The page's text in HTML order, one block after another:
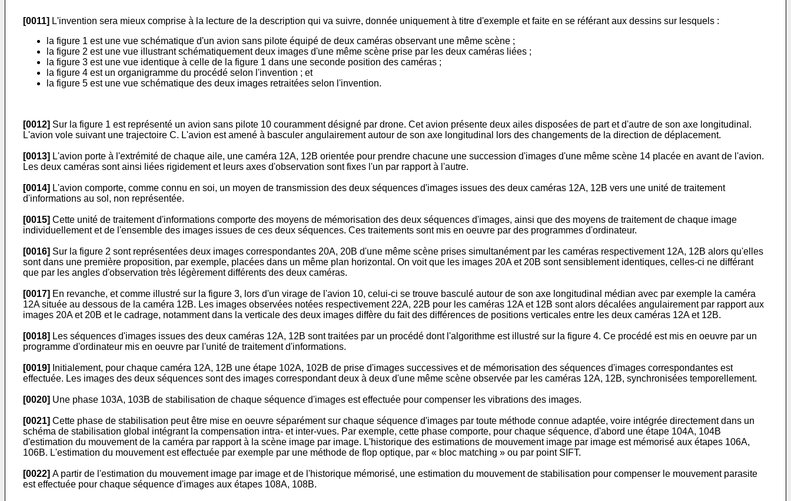
[0011] L'invention sera mieux comprise à la lecture de la description qui va suivre, donnée uniquement à titre d'exemple et faite en se référant aux dessins sur lesquels :
la figure 1 est une vue schématique d'un avion sans pilote équipé de deux caméras observant une même scène ;
la figure 2 est une vue illustrant schématiquement deux images d'une même scène prise par les deux caméras liées ;
la figure 3 est une vue identique à celle de la figure 1 dans une seconde position des caméras ;
la figure 4 est un organigramme du procédé selon l'invention ; et
la figure 5 est une vue schématique des deux images retraitées selon l'invention.
[0012] Sur la figure 1 est représenté un avion sans pilote 10 couramment désigné par drone. Cet avion présente deux ailes disposées de part et d'autre de son axe longitudinal.
L'avion vole suivant une trajectoire C. L'avion est amené à basculer angulairement autour de son axe longitudinal lors des changements de la direction de déplacement.
[0013] L'avion porte à l'extrémité de chaque aile, une caméra 12A, 12B orientée pour prendre chacune une succession d'images d'une même scène 14 placée en avant de l'avion.
Les deux caméras sont ainsi liées rigidement et leurs axes d'observation sont fixes l'un par rapport à l'autre.
[0014] L'avion comporte, comme connu en soi, un moyen de transmission des deux séquences d'images issues des deux caméras 12A, 12B vers une unité de traitement
d'informations au sol, non représentée.
[0015] Cette unité de traitement d'informations comporte des moyens de mémorisation des deux séquences d'images, ainsi que des moyens de traitement de chaque image
individuellement et de l'ensemble des images issues de ces deux séquences. Ces traitements sont mis en oeuvre par des programmes d'ordinateur.
[0016] Sur la figure 2 sont représentées deux images correspondantes 20A, 20B d'une même scène prises simultanément par les caméras respectivement 12A, 12B alors qu'elles
sont dans une première proposition, par exemple, placées dans un même plan horizontal. On voit que les images 20A et 20B sont sensiblement identiques, celles-ci ne différant
que par les angles d'observation très légèrement différents des deux caméras.
[0017] En revanche, et comme illustré sur la figure 3, lors d'un virage de l'avion 10, celui-ci se trouve basculé autour de son axe longitudinal médian avec par exemple la caméra
12A située au dessous de la caméra 12B. Les images observées notées respectivement 22A, 22B pour les caméras 12A et 12B sont alors décalées angulairement par rapport aux
images 20A et 20B et le cadrage, notamment dans la verticale des deux images diffère du fait des différences de positions verticales entre les deux caméras 12A et 12B.
[0018] Les séquences d'images issues des deux caméras 12A, 12B sont traitées par un procédé dont l'algorithme est illustré sur la figure 4. Ce procédé est mis en oeuvre par un
programme d'ordinateur mis en oeuvre par l'unité de traitement d'informations.
[0019]
Initialement, pour chaque caméra 12A, 12B une étape 102A, 102B de prise d'images successives et de mémorisation des séquences d'images correspondantes est
effectuée. Les images des deux séquences sont des images correspondant deux à deux d'une même scène observée par les caméras 12A, 12B, synchronisées temporellement.
[0020] Une phase 103A, 103B de stabilisation de chaque séquence d'images est effectuée pour compenser les vibrations des images.
[0021] Cette phase de stabilisation peut être mise en oeuvre séparément sur chaque séquence d'images par toute méthode connue adaptée, voire intégrée directement dans un
schéma de stabilisation global intégrant la compensation intra- et inter-vues. Par exemple, cette phase comporte, pour chaque séquence, d'abord une étape 104A, 104B
d'estimation du mouvement de la caméra par rapport à la scène image par image. L'historique des estimations de mouvement image par image est mémorisé aux étapes 106A,
106B. L'estimation du mouvement est effectuée par exemple par une méthode de flop optique, par « bloc matching » ou par point SIFT.
[0022] A partir de l'estimation du mouvement image par image et de l'historique mémorisé, une estimation du mouvement de stabilisation pour compenser le mouvement parasite
est effectuée pour chaque séquence d'images aux étapes 108A, 108B.